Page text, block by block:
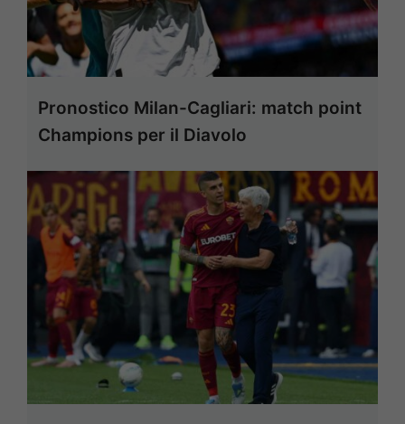
Pronostico Milan-Cagliari: match point
Champions per il Diavolo